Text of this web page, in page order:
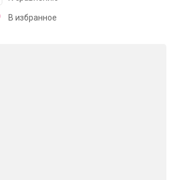
В избранное